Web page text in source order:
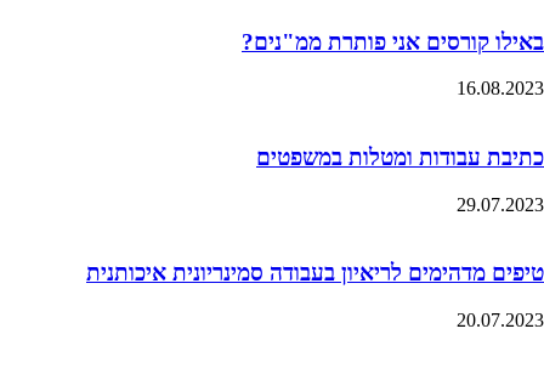
באילו קורסים אני פותרת ממ"נים?
16.08.2023
כתיבת עבודות ומטלות במשפטים
29.07.2023
טיפים מדהימים לריאיון בעבודה סמינריונית איכותנית
20.07.2023